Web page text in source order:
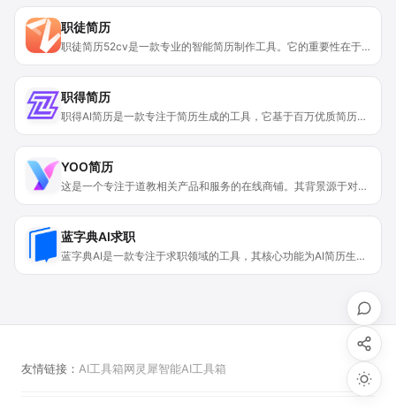
职徒简历
职徒简历52cv是一款专业的智能简历制作工具。它的重要性在于能帮助求职者更高效、专业地制作出高质量简历，增加求职成功率。其主要优点是拥有大量精美的中英文简历模板，能满足不同行业和场景需求；还具备智能简历检测功能，可对简历进行优化。背景方面，它旨在解决求职者制作简历时的困扰，为职场新人或有求职需求的人群提供便利。价格方面，可免费下载简历模板，部分高级功能可能需付费。产品定位为专注于求职简历制作的一站式服务平台。
职得简历
职得AI简历是一款专注于简历生成的工具，它基于百万优质简历数据进行训练。其核心功能在于利用AI技术分析岗位JD和用户背景，生成高匹配度的简历内容。重要性体现在能帮助求职者解决写简历时的诸多痛点，如经历描述杂乱、缺乏量化成果、与岗位不匹配等问题。该产品定位为应届生和职场人士的专属AI简历助手，能全方位提升简历质量和竞争力。价格方面，登录即可免费使用。
YOO简历
这是一个专注于道教相关产品和服务的在线商铺。其背景源于对道教文化的商业开发与传承，将道教元素融入到各类商品和法事服务中。产品涵盖了文创装饰品、随身法物、符籙、手机壁纸、祭祀用品等多种类型，价格从几美元到上百美元不等，定位是为对道教文化感兴趣、有宗教需求或希望借道教元素祈福转运的人群提供丰富的选择。它的优点在于提供了一站式购物体验，所有订单可享受免费送货，还支持产品更换、免息分期支付，并提供24/7的专门支持服务。
蓝字典AI求职
蓝字典AI是一款专注于求职领域的工具，其核心功能为AI简历生成与优化，以及提供AI笔试面试服务。该产品的主要优点在于能够运用人工智能技术，快速生成符合岗位要求的高质量简历，通过优化履历增加量化指标，让简历更专业。同时，提供丰富的面试岗位题目进行练习，帮助求职者提前熟悉笔试面试要点。产品背景是为解决求职者在撰写简历、应对面试等环节的难题而开发。价格方面提供免费体验机会，定位是为广大求职者提供一站式求职辅助服务。
友情链接： AI工具箱网灵犀智能AI工具箱